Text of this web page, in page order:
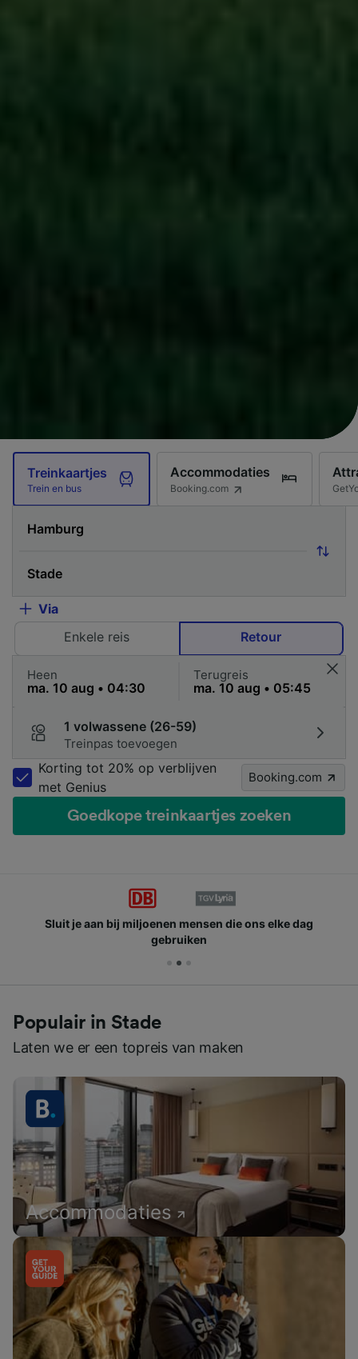
Treinkaartjes
Trein en bus
Accommodaties
Booking.com
Via
Enkele reis
Retour
Heen Terugreis
1 volwassene (26-59)
Treinpas toevoegen
Korting tot 20% op verblijven
met Genius
Booking.com
Goedkope treinkaartjes zoeken
Sluit je aan bij miljoenen mensen die ons elke dag
gebruiken
Populair in Stade
Laten we er een topreis van maken
Accommodaties